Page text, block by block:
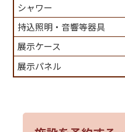
シャワー
持込照明・音響等器具
展示ケース
展示パネル